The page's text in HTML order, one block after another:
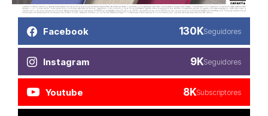
Facebook 130KSeguidores
Instagram 9KSeguidores
Youtube 8KSubscriptores